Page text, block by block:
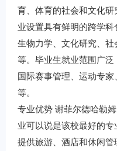
育、体育的社会和文化
业设置具有鲜明的跨学科
生物力学、文化研究、
等。毕业生就业范围广泛
国际赛事管理、运动专
等。
专业优势 谢菲尔德哈勒
业可以说是该校最好的
提供旅游、酒店和休闲